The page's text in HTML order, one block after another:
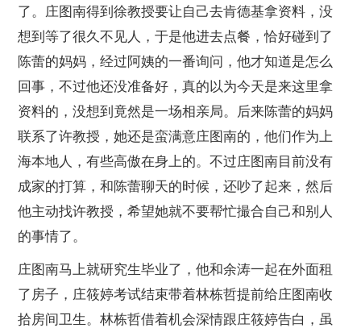
了。庄图南得到徐教授要让自己去肯德基拿资料，没
想到等了很久不见人，于是他进去点餐，恰好碰到了
陈蕾的妈妈，经过阿姨的一番询问，他才知道是怎么
回事，不过他还没准备好，真的以为今天是来这里拿
资料的，没想到竟然是一场相亲局。后来陈蕾的妈妈
联系了许教授，她还是蛮满意庄图南的，他们作为上
海本地人，有些高傲在身上的。不过庄图南目前没有
成家的打算，和陈蕾聊天的时候，还吵了起来，然后
他主动找许教授，希望她就不要帮忙撮合自己和别人
的事情了。
庄图南马上就研究生毕业了，他和余涛一起在外面租
了房子，庄筱婷考试结束带着林栋哲提前给庄图南收
拾房间卫生。林栋哲借着机会深情跟庄筱婷告白，虽